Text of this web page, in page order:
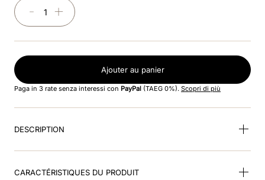
＋
－
Ajouter au panier
Paga in 3 rate senza interessi con PayPal (TAEG 0%). Scopri di più
DESCRIPTION
CARACTÉRISTIQUES DU PRODUIT